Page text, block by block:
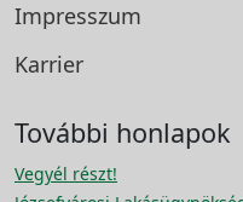
Impresszum
Karrier
További honlapok
Vegyél részt!